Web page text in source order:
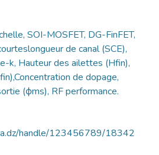
SOI-MOSFET, DG-FinFET,
de canal (SCE),
k, Hauteur des ailettes (Hfin),
de dopage,
(ϕms), RF performance.
handle/123456789/18342